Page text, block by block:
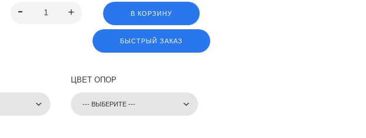
В КОРЗИНУ
БЫСТРЫЙ ЗАКАЗ
ЦВЕТ ОПОР